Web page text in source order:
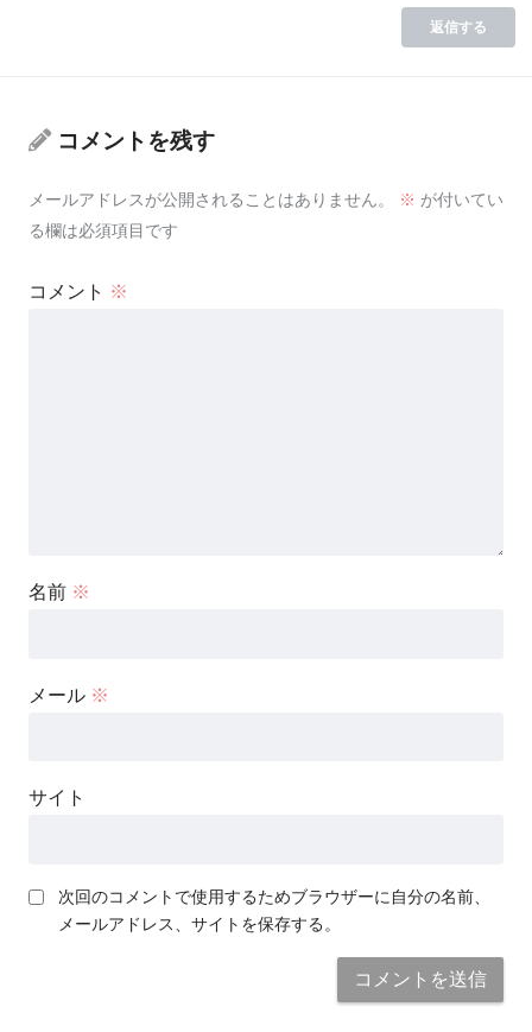
返信する
コメントを残す
メールアドレスが公開されることはありません。 ※ が付いてい
る欄は必須項目です
コメント ※
名前 ※
メール ※
サイト
次回のコメントで使用するためブラウザーに自分の名前、
メールアドレス、サイトを保存する。